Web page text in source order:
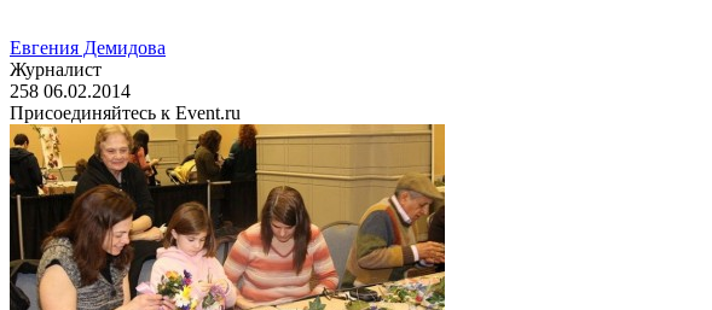
Евгения Демидова
Журналист
258 06.02.2014
Присоединяйтесь к Event.ru